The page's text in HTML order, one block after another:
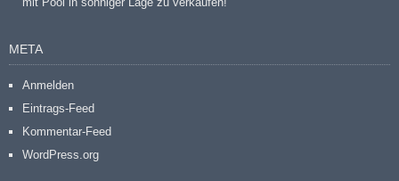
META
Anmelden
Eintrags-Feed
Kommentar-Feed
WordPress.org